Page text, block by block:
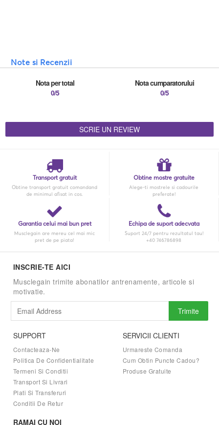
Note si Recenzii
Nota per total
0/5
Nota cumparatorului
0/5
SCRIE UN REVIEW
Transport gratuit
Obtine transport gratuit comandand
de minimul afisat in cos.
Obtine mostre gratuite
Alege-ti mostrele si cadourile
preferate!
Garantia celui mai bun pret
Musclegain are mereu cel mai mic
pret de pe piata!
Echipa de suport adecvata
Suport 24/7 pentru rezultatul tau!
+40 746786898
INSCRIE-TE AICI
Musclegain trimite abonatilor antrenamente, articole si
motivatie.
Trimite
SUPPORT
Contacteaza-Ne
Politica De Confidentialitate
Termeni Si Conditii
Transport Si Livrari
Plati Si Transferuri
Conditii De Retur
SERVICII CLIENTI
Urmareste Comanda
Cum Obtin Puncte Cadou?
Produse Gratuite
RAMAI CU NOI